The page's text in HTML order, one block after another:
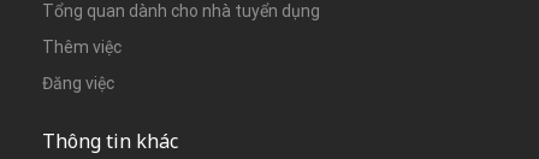
Tổng quan dành cho nhà tuyển dụng
Thêm việc
Đăng việc
Thông tin khác